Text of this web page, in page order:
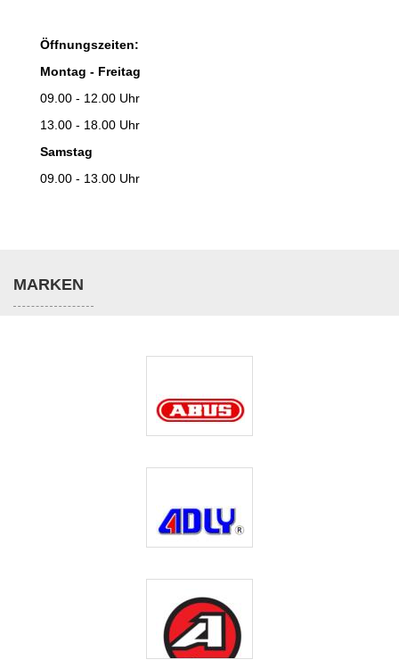
Öffnungszeiten:
Montag - Freitag
09.00 - 12.00 Uhr
13.00 - 18.00 Uhr
Samstag
09.00 - 13.00 Uhr
MARKEN